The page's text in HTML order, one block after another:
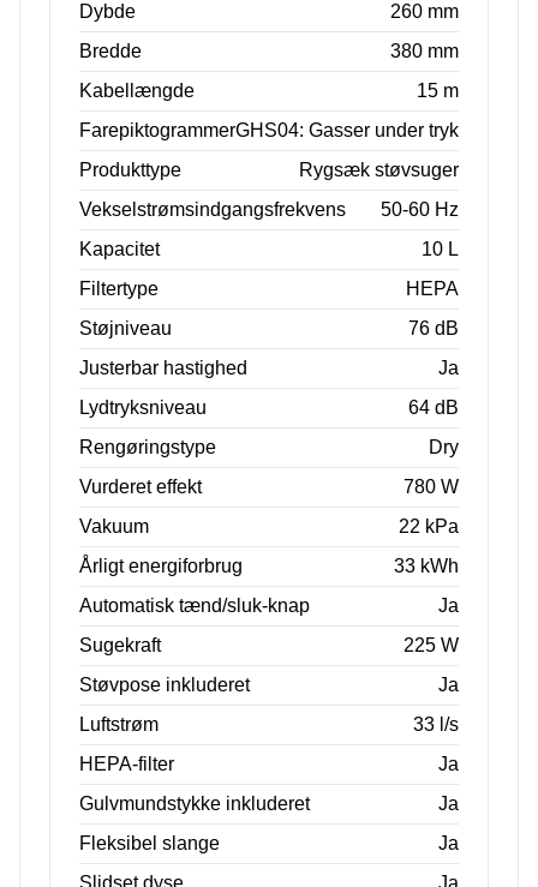
Dybde
260 mm
Bredde
380 mm
Kabellængde
15 m
FarepiktogrammerGHS04: Gasser under tryk
Produkttype
Rygsæk støvsuger
Vekselstrømsindgangsfrekvens
50-60 Hz
Kapacitet
10 L
Filtertype
HEPA
Støjniveau
76 dB
Justerbar hastighed
Ja
Lydtryksniveau
64 dB
Rengøringstype
Dry
Vurderet effekt
780 W
Vakuum
22 kPa
Årligt energiforbrug
33 kWh
Automatisk tænd/sluk-knap
Ja
Sugekraft
225 W
Støvpose inkluderet
Ja
Luftstrøm
33 l/s
HEPA-filter
Ja
Gulvmundstykke inkluderet
Ja
Fleksibel slange
Ja
Slidset dyse
Ja